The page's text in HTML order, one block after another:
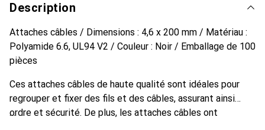
Description
Attaches câbles / Dimensions : 4,6 x 200 mm / Matériau :
Polyamide 6.6, UL94 V2 / Couleur : Noir / Emballage de 100
pièces
Ces attaches câbles de haute qualité sont idéales pour
regrouper et fixer des fils et des câbles, assurant ainsi
ordre et sécurité. De plus, les attaches câbles ont